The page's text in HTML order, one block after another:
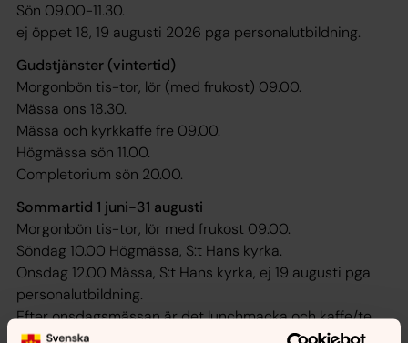
Sön 09.00-11.30.
ej öppet 18, 19 augusti 2026 pga personalutbildning.
Gudstjänster (vintertid)
Morgonbön tis-tor, lör (med frukost) 09.00.
Mässa ons 18.30.
Mässa och kyrkkaffe fre 09.00.
Högmässa sön 11.00.
Completorium sön 20.00.
Sommartid 1 juni-31 augusti
Morgonbön tis-tor, lör med frukost 09.00.
Söndag 10.00 Högmässa, S:t Hans kyrka.
Onsdag 12.00 Mässa, S:t Hans kyrka, ej 19 augusti pga
personalutbildning.
Efter onsdagsmässan är det lunchmacka och kaffe/te
för 20 kronor, som oavkortat går till Act..